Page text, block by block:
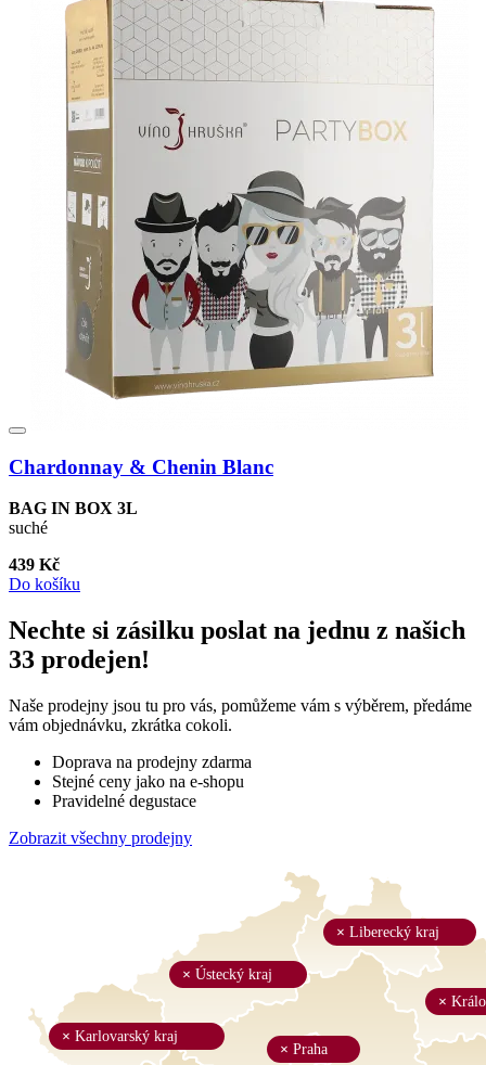
Chardonnay & Chenin Blanc
BAG IN BOX 3L
suché
439 Kč
Do košíku
Nechte si zásilku poslat na jednu z našich
33 prodejen!
Naše prodejny jsou tu pro vás, pomůžeme vám s výběrem, předáme
vám objednávku, zkrátka cokoli.
Doprava na prodejny zdarma
Stejné ceny jako na e-shopu
Pravidelné degustace
Zobrazit všechny prodejny